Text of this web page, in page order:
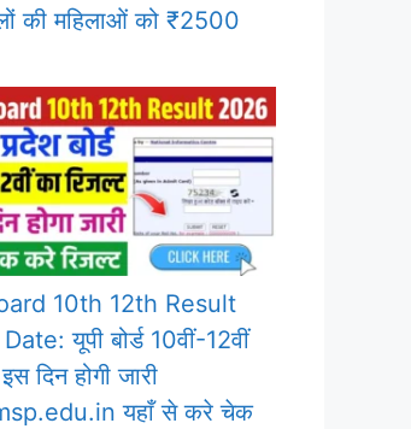
की महिलाओं को ₹2500
10th 12th Result
यूपी बोर्ड 10वीं-12वीं
दिन होगी जारी
यहाँ से करे चेक